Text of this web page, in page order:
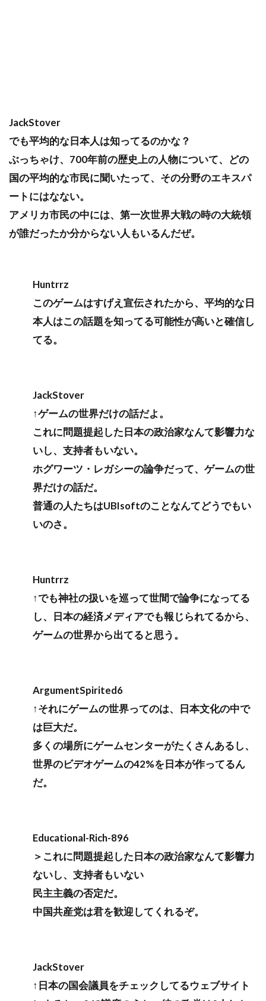
JackStover
でも平均的な日本人は知ってるのかな？
ぶっちゃけ、700年前の歴史上の人物について、どの
国の平均的な市民に聞いたって、その分野のエキスパ
ートにはなない。
アメリカ市民の中には、第一次世界大戦の時の大統領
が誰だったか分からない人もいるんだぜ。
Huntrrz
このゲームはすげえ宣伝されたから、平均的な日
本人はこの話題を知ってる可能性が高いと確信し
てる。
JackStover
↑ゲームの世界だけの話だよ。
これに問題提起した日本の政治家なんて影響力な
いし、支持者もいない。
ホグワーツ・レガシーの論争だって、ゲームの世
界だけの話だ。
普通の人たちはUBIsoftのことなんてどうでもい
いのさ。
Huntrrz
↑でも神社の扱いを巡って世間で論争になってる
し、日本の経済メディアでも報じられてるから、
ゲームの世界から出てると思う。
ArgumentSpirited6
↑それにゲームの世界ってのは、日本文化の中で
は巨大だ。
多くの場所にゲームセンターがたくさんあるし、
世界のビデオゲームの42%を日本が作ってるん
だ。
Educational-Rich-896
＞これに問題提起した日本の政治家なんて影響力
ないし、支持者もいない
民主主義の否定だ。
中国共産党は君を歓迎してくれるぞ。
JackStover
↑日本の国会議員をチェックしてるウェブサイト